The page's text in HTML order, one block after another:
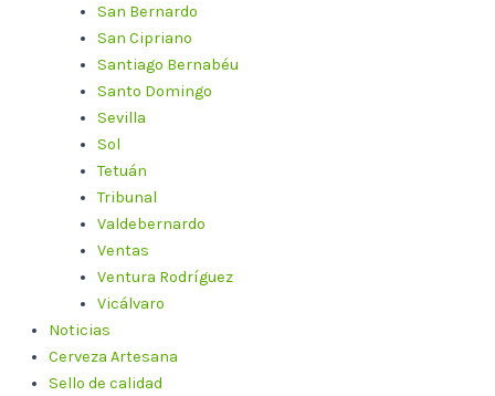
San Bernardo
San Cipriano
Santiago Bernabéu
Santo Domingo
Sevilla
Sol
Tetuán
Tribunal
Valdebernardo
Ventas
Ventura Rodríguez
Vicálvaro
Noticias
Cerveza Artesana
Sello de calidad